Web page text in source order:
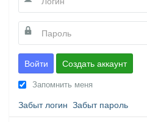
Войти Создать аккаунт
Запомнить меня
Забыт логин Забыт пароль